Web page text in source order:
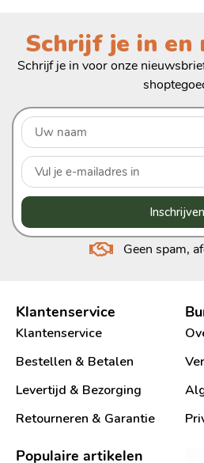
Schrijf je in en
Schrijf je in voor onze
Inschrijven
Geen spam,
Klantenservice
Klantenservice
Bestellen & Betalen
Levertijd & Bezorging
Retourneren & Garantie
Populaire artikelen